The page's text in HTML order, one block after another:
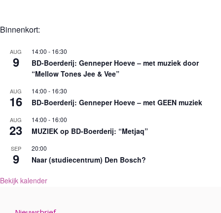
Binnenkort:
AUG
9
14:00 - 16:30
BD-Boerderij: Genneper Hoeve – met muziek door
“Mellow Tones Jee & Vee”
AUG
16
14:00 - 16:30
BD-Boerderij: Genneper Hoeve – met GEEN muziek
AUG
23
14:00 - 16:00
MUZIEK op BD-Boerderij: “Metjaq”
SEP
9
20:00
Naar (studiecentrum) Den Bosch?
Bekijk kalender